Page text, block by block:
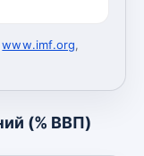
www.imf.org,
(% ВВП)